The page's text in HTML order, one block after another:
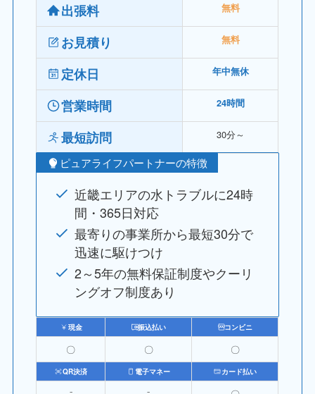
出張料 無料
お見積り 無料
定休日 年中無休
営業時間 24時間
最短訪問 30分～
ピュアライフパートナーの特徴
近畿エリアの水トラブルに24時
間・365日対応
最寄りの事業所から最短30分で
迅速に駆けつけ
2～5年の無料保証制度やクーリ
ングオフ制度あり
現金 振込払い コンビニ
〇 〇 〇
QR決済 電子マネー カード払い